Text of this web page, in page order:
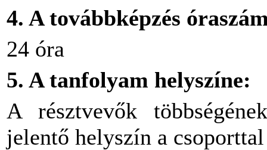
4. A továbbképzés
24 óra
5. A tanfolyam helyszíne:
A résztvevők
jelentő helyszín a